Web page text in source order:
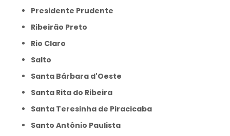
Presidente Prudente
Ribeirão Preto
Rio Claro
Salto
Santa Bárbara d'Oeste
Santa Rita do Ribeira
Santa Teresinha de Piracicaba
Santo Antônio Paulista